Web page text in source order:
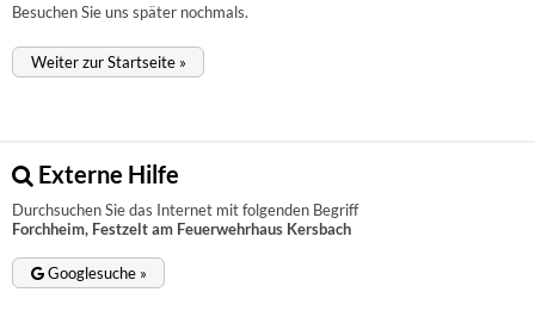
Besuchen Sie uns später nochmals.
Weiter zur Startseite »
Externe Hilfe
Durchsuchen Sie das Internet mit folgenden Begriff
Forchheim, Festzelt am Feuerwehrhaus Kersbach
Googlesuche »